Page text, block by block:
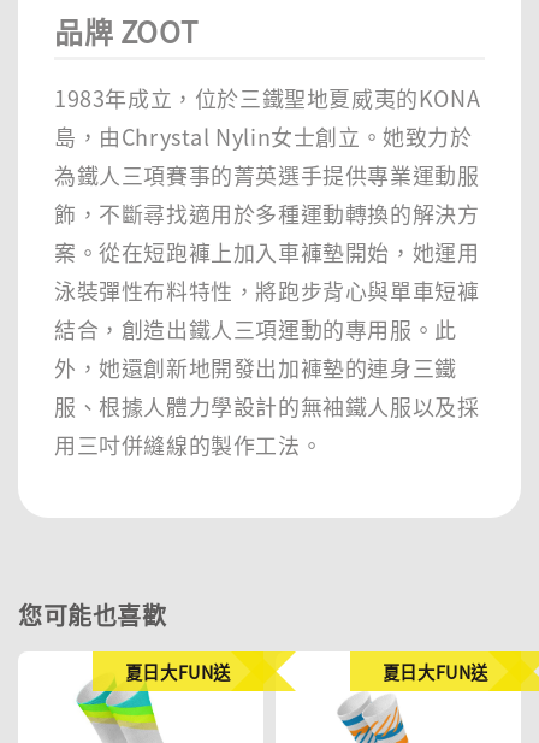
品牌 ZOOT
1983年成立，位於三鐵聖地夏威夷的KONA
島，由Chrystal Nylin女士創立。她致力於
為鐵人三項賽事的菁英選手提供專業運動服
飾，不斷尋找適用於多種運動轉換的解決方
案。從在短跑褲上加入車褲墊開始，她運用
泳裝彈性布料特性，將跑步背心與單車短褲
結合，創造出鐵人三項運動的專用服。此
外，她還創新地開發出加褲墊的連身三鐵
服、根據人體力學設計的無袖鐵人服以及採
用三吋併縫線的製作工法。
您可能也喜歡
夏日大FUN送 夏日大FUN送